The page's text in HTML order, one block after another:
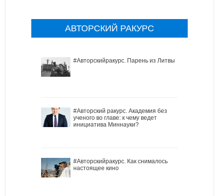
АВТОРСКИЙ РАКУРС
#Авторскийракурс. Парень из Литвы
#Авторский ракурс. Академия без
ученого во главе: к чему ведет
инициатива Миннауки?
#Авторскийракурс. Как снималось
настоящее кино